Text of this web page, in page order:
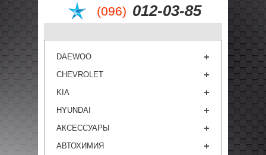
(096) 012-03-85
DAEWOO
CHEVROLET
KIA
HYUNDAI
АКСЕССУАРЫ
АВТОХИМИЯ